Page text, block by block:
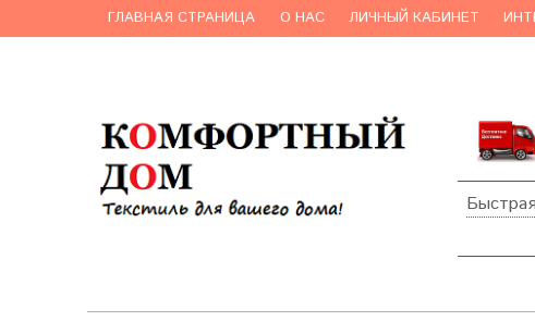
ГЛАВНАЯ СТРАНИЦА О НАС ЛИЧНЫЙ КАБИНЕТ